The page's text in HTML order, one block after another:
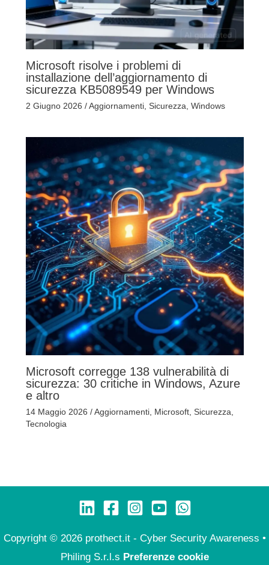
Microsoft risolve i problemi di
installazione dell’aggiornamento di
sicurezza KB5089549 per Windows
2 Giugno 2026 /Aggiornamenti, Sicurezza Windows
Microsoft corregge 138 vulnerabilità di
sicurezza: 30 critiche in Windows, Azure
e altro
14 Maggio 2026 /Aggiornamenti, Microsoft, Sicurezza
Tecnologia
Copyright © 2026 prothect.it - Cyber Security Awareness •
Philing S.r.l.s Preferenze cookie